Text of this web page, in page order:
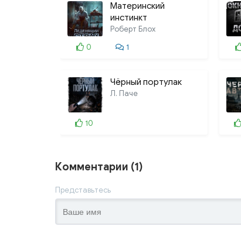
Материнский
инстинкт
Роберт Блох
0
1
Чёрный портулак
Л. Паче
10
Комментарии (1)
Представьтесь